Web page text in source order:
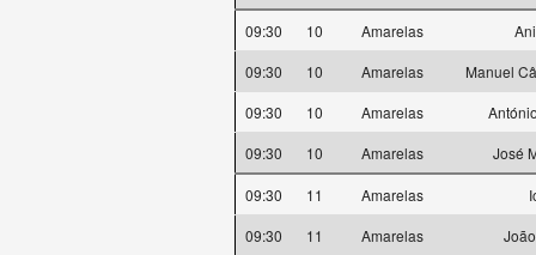
09:30 10 Amarelas
09:30
10 Amarelas
Manuel
09:30
10 Amarelas
09:30
10 Amarelas José
09:30 11 Amarelas
09:30
11 Amarelas